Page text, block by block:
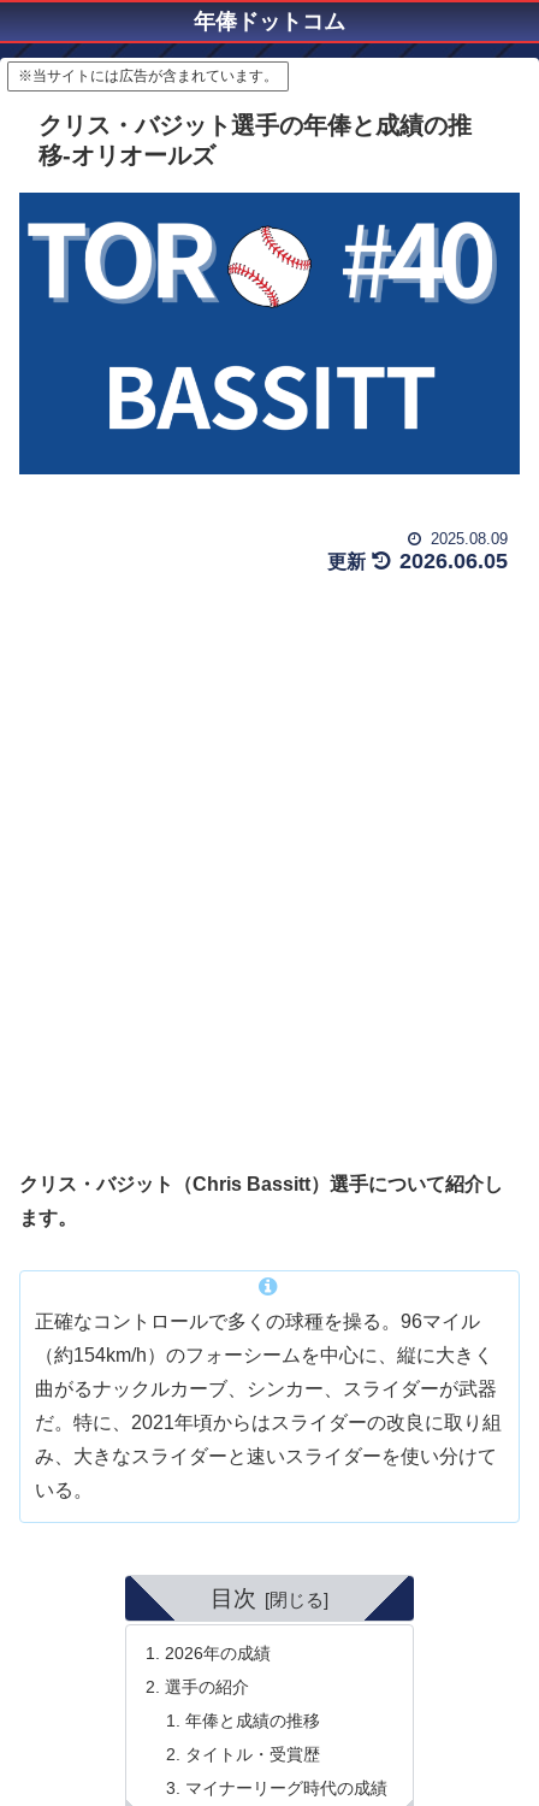
年俸ドットコム
※当サイトには広告が含まれています。
クリス・バジット選手の年俸と成績の推
移-オリオールズ
2025.08.09
2026.06.05
クリス・バジット（Chris Bassitt）選手について紹介し
ます。
正確なコントロールで多くの球種を操る。96マイル
（約154km/h）のフォーシームを中心に、縦に大きく
曲がるナックルカーブ、シンカー、スライダーが武器
だ。特に、2021年頃からはスライダーの改良に取り組
み、大きなスライダーと速いスライダーを使い分けて
いる。
目次
2026年の成績
選手の紹介
年俸と成績の推移
タイトル・受賞歴
マイナーリーグ時代の成績